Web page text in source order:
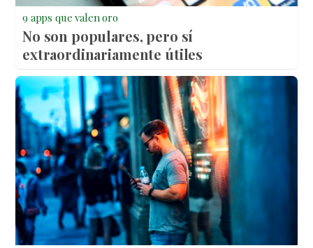
9 apps que valen oro
No son populares, pero sí
extraordinariamente útiles